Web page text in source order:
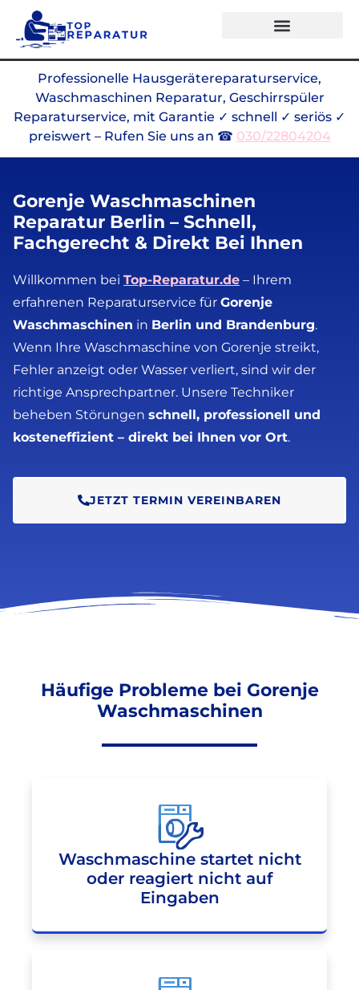
Professionelle Hausgerätereparaturservice,
Waschmaschinen Reparatur, Geschirrspüler
Reparaturservice, mit Garantie ✓ schnell ✓ seriös ✓
preiswert – Rufen Sie uns an ☎ 030/22804204
Gorenje Waschmaschinen
Reparatur Berlin – Schnell,
Fachgerecht & Direkt Bei Ihnen
Willkommen bei Top-Reparatur.de – Ihrem
erfahrenen Reparaturservice für Gorenje
Waschmaschinen in Berlin und Brandenburg.
Wenn Ihre Waschmaschine von Gorenje streikt,
Fehler anzeigt oder Wasser verliert, sind wir der
richtige Ansprechpartner. Unsere Techniker
beheben Störungen schnell, professionell und
kosteneffizient – direkt bei Ihnen vor Ort.
JETZT TERMIN VEREINBAREN
Häufige Probleme bei Gorenje
Waschmaschinen
Waschmaschine startet nicht
oder reagiert nicht auf
Eingaben